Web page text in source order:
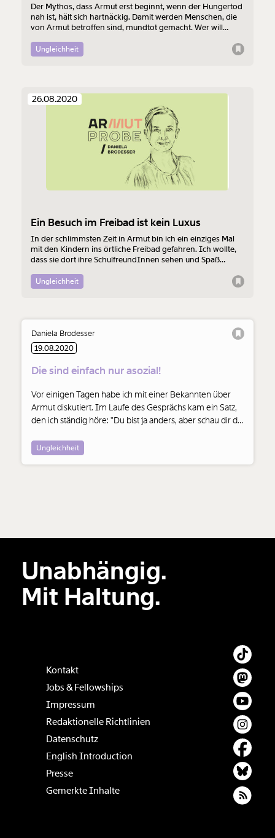
Der Mythos, dass Armut erst beginnt, wenn der Hungertod
nah ist, hält sich hartnäckig. Damit werden Menschen, die
von Armut betroffen sind, mundtot gemacht. Wer will
viele Menschen in anderen Ländern gibt, denen es viel
schlechter geht?
Ungleichheit
26.08.2020
Ein Besuch im Freibad ist kein Luxus
In der schlimmsten Zeit in Armut bin ich ein einziges Mal
mit den Kindern ins örtliche Freibad gefahren. Ich wollte,
dass sie dort ihre SchulfreundInnen sehen und Spaß
Freibad einer von Armut betroffenen Familie nicht zusteht.
Ungleichheit
Daniela Brodesser
19.08.2020
Die sind einfach nur asozial!
Vor einigen Tagen habe ich mit einer Bekannten über
Armut diskutiert. Im Laufe des Gesprächs kam ein Satz,
den ich ständig höre: "Du bist ja anders, aber schau dir die
Ungleichheit
Unabhängig.
Mit Haltung.
Kontakt
Jobs & Fellowships
Impressum
Redaktionelle Richtlinien
Datenschutz
English Introduction
Presse
Gemerkte Inhalte